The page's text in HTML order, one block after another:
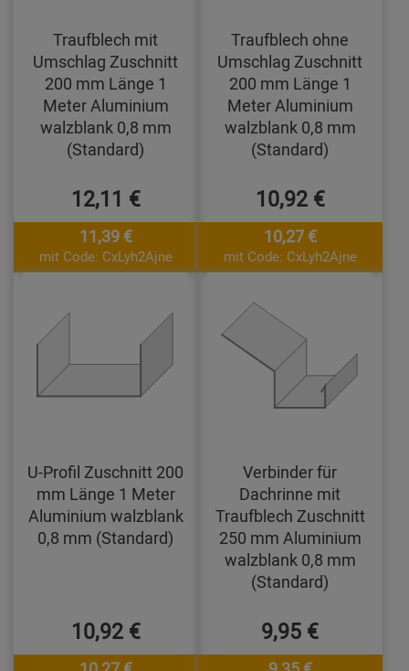
Traufblech mit
Umschlag Zuschnitt
200 mm Länge 1
Meter Aluminium
walzblank 0,8 mm
(Standard)
12,11 €
11,39 €
mit Code: CxLyh2Ajne
Traufblech ohne
Umschlag Zuschnitt
200 mm Länge 1
Meter Aluminium
walzblank 0,8 mm
(Standard)
10,92 €
10,27 €
mit Code: CxLyh2Ajne
U-Profil Zuschnitt 200
mm Länge 1 Meter
Aluminium walzblank
0,8 mm (Standard)
10,92 €
Verbinder für
Dachrinne mit
Traufblech Zuschnitt
250 mm Aluminium
walzblank 0,8 mm
(Standard)
9,95 €